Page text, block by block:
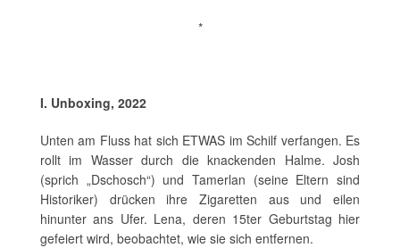
*
I. Unboxing, 2022
Unten am Fluss hat sich ETWAS im Schilf verfangen. Es
rollt im Wasser durch die knackenden Halme. Josh
(sprich „Dschosch“) und Tamerlan (seine Eltern sind
Historiker) drücken ihre Zigaretten aus und eilen
hinunter ans Ufer. Lena, deren 15ter Geburtstag hier
gefeiert wird, beobachtet, wie sie sich entfernen.